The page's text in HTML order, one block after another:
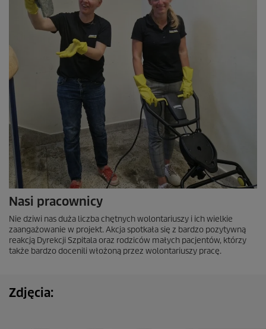
Nasi pracownicy
Nie dziwi nas duża liczba chętnych wolontariuszy i ich wielkie
zaangażowanie w projekt. Akcja spotkała się z bardzo pozytywną
reakcją Dyrekcji Szpitala oraz rodziców małych pacjentów, którzy
także bardzo docenili włożoną przez wolontariuszy pracę.
Zdjęcia: